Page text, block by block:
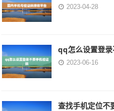
2023-04-28
qq怎么设置登
2023-06-16
查找手机定位不